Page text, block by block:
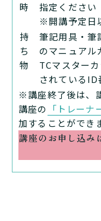
時
指定ください
※開講予定日
持
ち
物
筆記用具・筆
のマニュアル
TCマスター
されているID
※講座終了後は、
講座の 「トレー
加することができ
講座のお申し込み